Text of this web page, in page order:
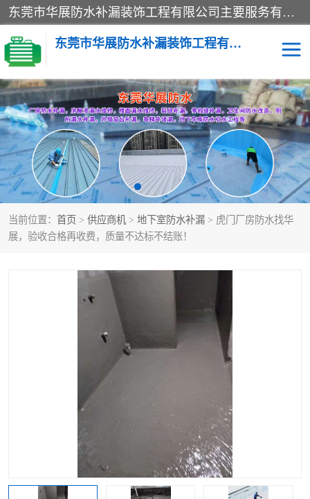
东莞市华展防水补漏装饰工程有限公司主要服务有：东莞防水补漏，东莞厂房防水补漏，东莞房屋渗漏水维修，楼面漏水维修，裂缝补漏，伸缩缝补漏，卫生间防水改造，厕所漏水补漏，外墙窗台补漏，电梯井堵漏，地下车库防水引水工程等
东莞市华展防水补漏装饰工程有限公司
当前位置： 首页 > 供应商机 > 地下室防水补漏 > 虎门厂房防水找华
展，验收合格再收费，质量不达标不结账！
楼面防水补漏 外墙防水补漏
阳台卫生间防水补漏 地下室防水补漏
金属房搭建及补漏